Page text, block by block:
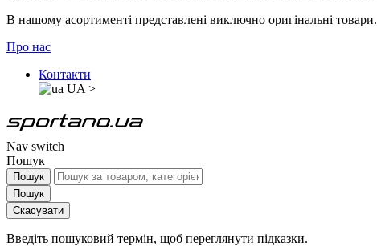
В нашому асортименті представлені виключно оригінальні товари.
Про нас
Контакти
UA >
Nav switch
Пошук
Пошук
Пошук
Скасувати
Введіть пошуковий термін, щоб переглянути підказки.